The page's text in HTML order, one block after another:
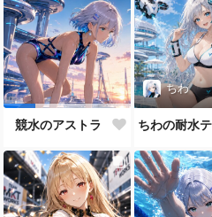
競水のアストラ
ちわ